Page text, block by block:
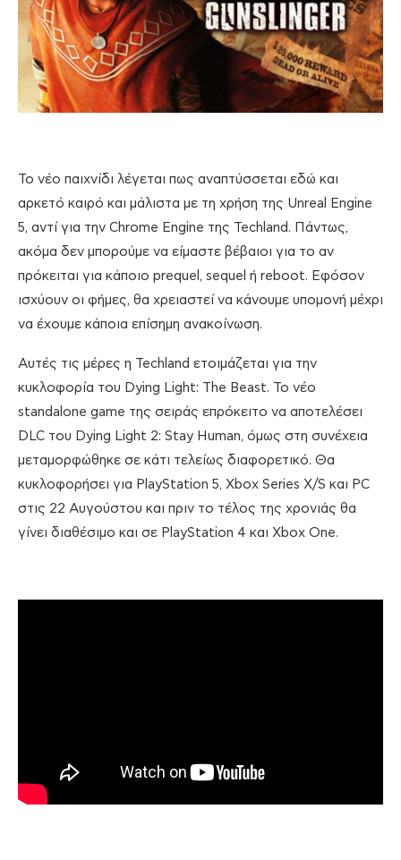
Το νέο παιχνίδι λέγεται πως αναπτύσσεται εδώ και
αρκετό καιρό και μάλιστα με τη χρήση της Unreal Engine
5, αντί για την Chrome Engine της Techland. Πάντως,
ακόμα δεν μπορούμε να είμαστε βέβαιοι για το αν
πρόκειται για κάποιο prequel, sequel ή reboot. Εφόσον
ισχύουν οι φήμες, θα χρειαστεί να κάνουμε υπομονή μέχρι
να έχουμε κάποια επίσημη ανακοίνωση.
Αυτές τις μέρες η Techland ετοιμάζεται για την
κυκλοφορία του Dying Light: The Beast. Το νέο
standalone game της σειράς επρόκειτο να αποτελέσει
DLC του Dying Light 2: Stay Human, όμως στη συνέχεια
μεταμορφώθηκε σε κάτι τελείως διαφορετικό. Θα
κυκλοφορήσει για PlayStation 5, Xbox Series X/S και PC
στις 22 Αυγούστου και πριν το τέλος της χρονιάς θα
γίνει διαθέσιμο και σε PlayStation 4 και Xbox One.